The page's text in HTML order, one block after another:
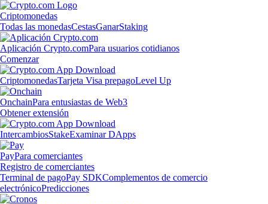
Criptomonedas
Todas las monedasCestasGanarStaking
Aplicación Crypto.comPara usuarios cotidianos
Comenzar
CriptomonedasTarjeta Visa prepagoLevel Up
OnchainPara entusiastas de Web3
Obtener extensión
IntercambiosStakeExaminar DApps
PayPara comerciantes
Registro de comerciantes
Terminal de pagoPay SDKComplementos de comercio
electrónicoPredicciones